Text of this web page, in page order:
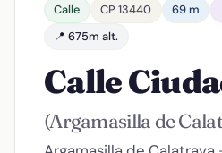
Calle CP 13440 69 m
📍 675m alt.
Calle
(Argamasilla de